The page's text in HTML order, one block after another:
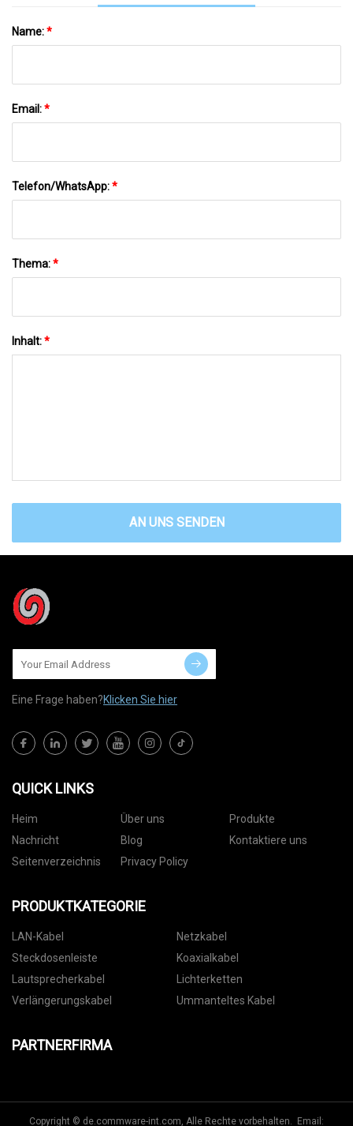
Name:*
Email:*
Telefon/WhatsApp:*
Thema:*
Inhalt:*
AN UNS SENDEN
Eine Frage haben?Klicken Sie hier
QUICK LINKS
Heim Über uns
Produkte
Nachricht
Blog
Kontaktiere uns
Seitenverzeichnis
Privacy Policy
PRODUKTKATEGORIE
LAN-Kabel
Netzkabel
Steckdosenleiste
Koaxialkabel
Lautsprecherkabel
Lichterketten
Verlängerungskabel
Ummanteltes Kabel
PARTNERFIRMA
Copyright © de.commware-int.com, Alle Rechte vorbehalten. Email: